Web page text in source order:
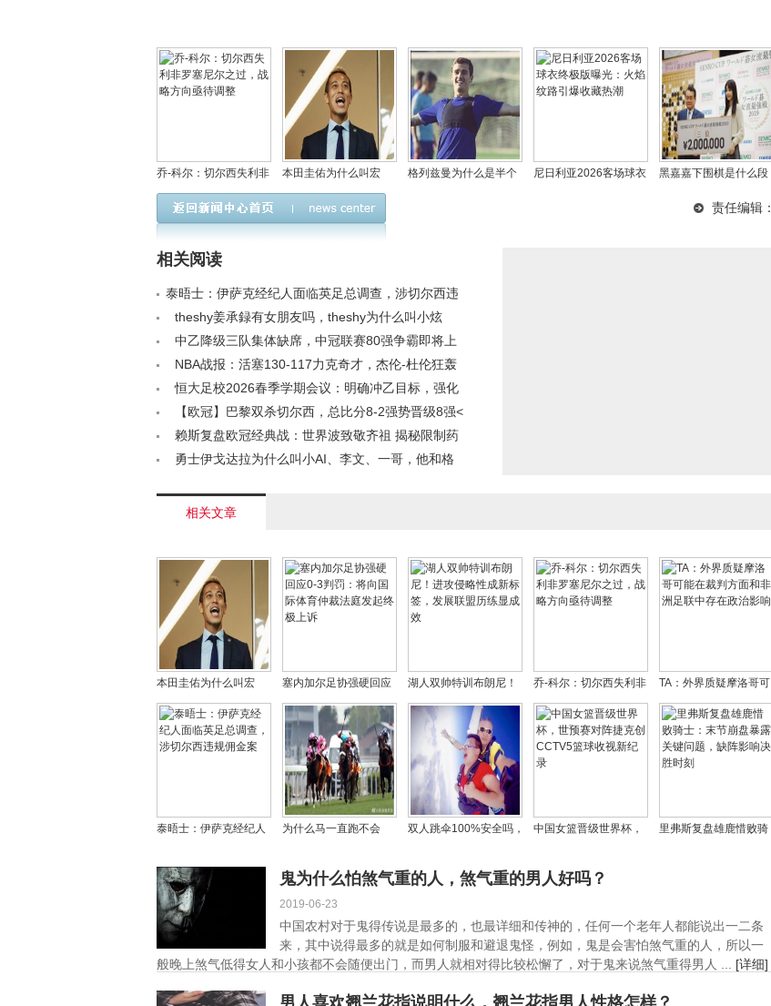
乔-科尔：切尔西失利非
罗塞尼尔之过，战略方
向亟待调整
本田圭佑为什么叫宏
大、大佐？他为什么是
格列兹曼为什么是半个
尼日利亚2026客场球衣
黑嘉嘉下围棋是什么段
责任编辑：
相关阅读
泰晤士：伊萨克经纪人面临英足总调查，涉切尔西违
规佣金案< /a>
theshy姜承録有女朋友吗，theshy为什么叫小炫
神？< /a>
中乙降级三队集体缺席，中冠联赛80强争霸即将上
演< /a>NBA战报：活塞130-117力克奇才，杰伦-杜伦狂轰
36分12篮板< /a>
恒大足校2026春季学期会议：明确冲乙目标，强化
廉政与经营< /a>
【欧冠】巴黎双杀切尔西，总比分8-2强势晋级8强<
/a> 赖斯复盘欧冠经典战：世界波致敬齐祖 揭秘限制药
厂核心绝招< /a>
勇士伊戈达拉为什么叫小AI、李文、一哥，他和格
相关文章
本田圭佑为什么叫宏
大、大佐？他为什么是
十号球衣
塞内加尔足协强硬回应
0-3判罚：将向国际体育
仲裁法庭发起终极上诉
湖人双帅特训布朗尼！
进攻侵略性成新标签，
发展联盟历练显成效
乔-科尔：切尔西失利非
罗塞尼尔之过，战略方
向亟待调整
TA：外界质疑摩洛哥可
能在裁判方面和非洲足
联中存在政治影响
泰晤士：伊萨克经纪人
尔西违规佣金案
为什么马一直跑不会
休息？
双人跳伞100%安全吗，
求？
中国女篮晋级世界杯，
CCTV5篮球收视新纪录
里弗斯复盘雄鹿惜败骑
鬼为什么怕煞气重的人，煞气重的男人好吗？
2019-06-23
中国农村对于鬼得传说是最多的，也最详细和传神的，任何一个老年人都能说出一二条
来，其中说得最多的就是如何制服和避退鬼怪，例如，鬼是会害怕煞气重的人，所以一
般晚上煞气低得女人和小孩都不会随便出门，而男人就相对得比较松懈了，对于鬼来说煞气重得男人 ... [详细]
男人喜欢翘兰花指说明什么，翘兰花指男人性格怎样？